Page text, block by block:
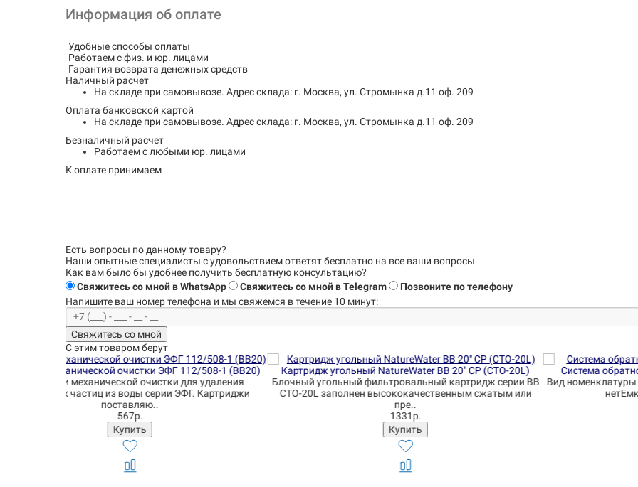
Информация об оплате
Удобные способы оплаты
Работаем с физ. и юр. лицами
Гарантия возврата денежных средств
Наличный расчет
На складе при самовывозе. Адрес склада: г. Москва, ул. Стромынка д.11 оф. 209
Оплата банковской картой
На складе при самовывозе. Адрес склада: г. Москва, ул. Стромынка д.11 оф. 209
Безналичный расчет
Работаем с любыми юр. лицами
К оплате принимаем
Есть вопросы по данному товару?
Наши опытные специалисты с удовольствиемответят бесплатно на все ваши вопросы
Как вам было бы удобнее получить бесплатную консультацию?
Свяжитесь со мной в WhatsApp
Свяжитесь со мной в Telegram
Позвоните по телефону
Напишите ваш номер телефона и мы свяжемся в течение 10 минут:
Свяжитесь со мной
С этим товаром берут
Картридж угольный NatureWater BB 20" CP (CTO-20L)
Блочный угольный фильтровальный картридж серии BB
CTO-20L заполнен высококачественным сжатым или
Система обратного осмоса NatureWater RO50-NP35
Вид номенклатуры - Бытовые системы Наличие насоса -
нетЕмкость бака - до 8 литров ..